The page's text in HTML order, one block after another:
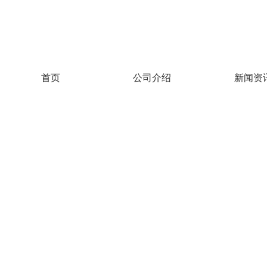
首页 公司介绍 新闻资